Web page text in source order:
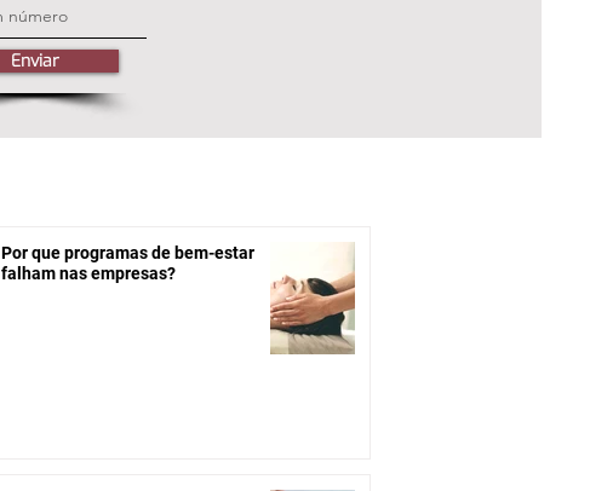
Enviar
Por que programas de bem-estar
falham nas empresas?